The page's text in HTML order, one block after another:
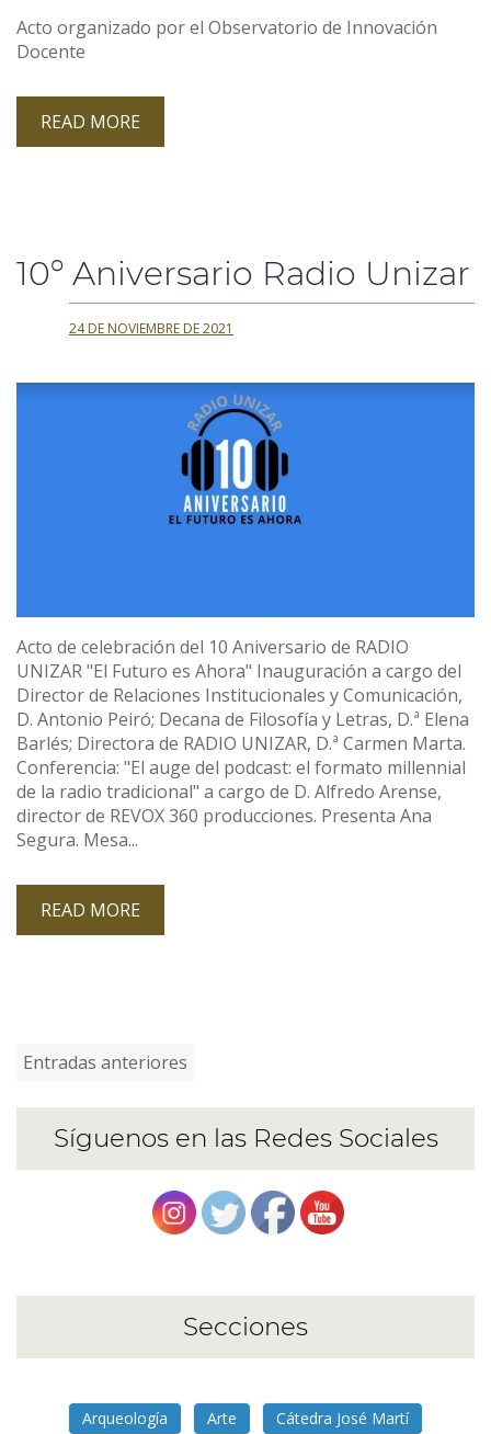
Acto organizado por el Observatorio de Innovación
Docente
READ MORE
10º Aniversario Radio Unizar
24 DE NOVIEMBRE DE 2021
Acto de celebración del 10 Aniversario de RADIO
UNIZAR "El Futuro es Ahora" Inauguración a cargo del
Director de Relaciones Institucionales y Comunicación,
D. Antonio Peiró; Decana de Filosofía y Letras, D.ª Elena
Barlés; Directora de RADIO UNIZAR, D.ª Carmen Marta.
Conferencia: "El auge del podcast: el formato millennial
de la radio tradicional" a cargo de D. Alfredo Arense,
director de REVOX 360 producciones. Presenta Ana
Segura. Mesa...
READ MORE
Navegación
de
entradas
Entradas anteriores
Síguenos en las Redes Sociales
Secciones
Arqueología Arte Cátedra José Martí